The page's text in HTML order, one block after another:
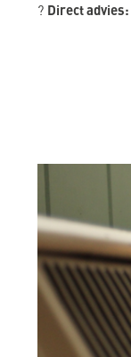
? Direct advies: